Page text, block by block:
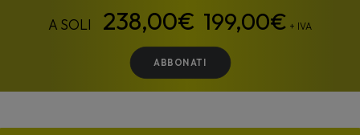
199,00€ + IVA
ABBONATI